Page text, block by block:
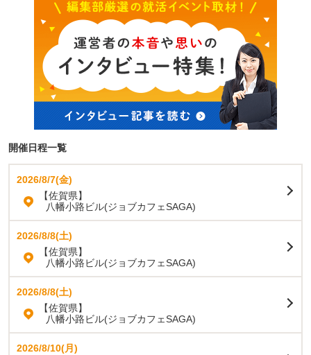
開催日程一覧
2026/8/7(金)
【佐賀県】
八幡小路ビル(ジョブカフェSAGA)
2026/8/8(土)
【佐賀県】
八幡小路ビル(ジョブカフェSAGA)
2026/8/8(土)
【佐賀県】
八幡小路ビル(ジョブカフェSAGA)
2026/8/10(月)